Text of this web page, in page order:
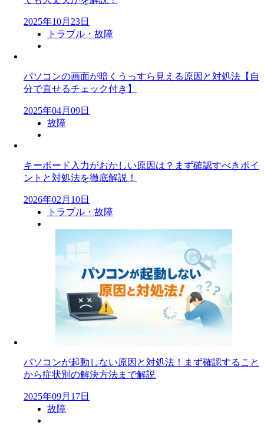
2025年10月23日
トラブル・故障
パソコンの画面が暗くうっすら見える原因と対処法【自
分で直せるチェック付き】
2025年04月09日
故障
キーボード入力がおかしい原因は？まず確認すべきポイ
ントと対処法を徹底解説！
2026年02月10日
トラブル・故障
パソコンが起動しない原因と対処法！まず確認すること
から症状別の解決方法まで解説
2025年09月17日
故障